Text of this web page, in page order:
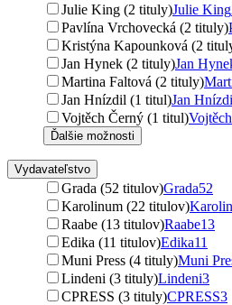
Julie King (2 tituly)Julie King
Pavlína Vrchovecká (2 tituly)
Kristýna Kapounková (2
Jan Hynek (2 tituly)Jan
Martina Faltová (2 tituly)
Jan Hnízdil (1 titul)Jan
Vojtěch Černý (1 titul)
Ďalšie možnosti
Vydavateľstvo
Grada (52 titulov)Grada52
Karolinum (22 titulov)
Raabe (13 titulov)Raabe13
Edika (11 titulov)Edika11
Muni Press (4 tituly)Muni
Lindeni (3 tituly)Lindeni3
CPRESS (3 tituly)CPRESS3